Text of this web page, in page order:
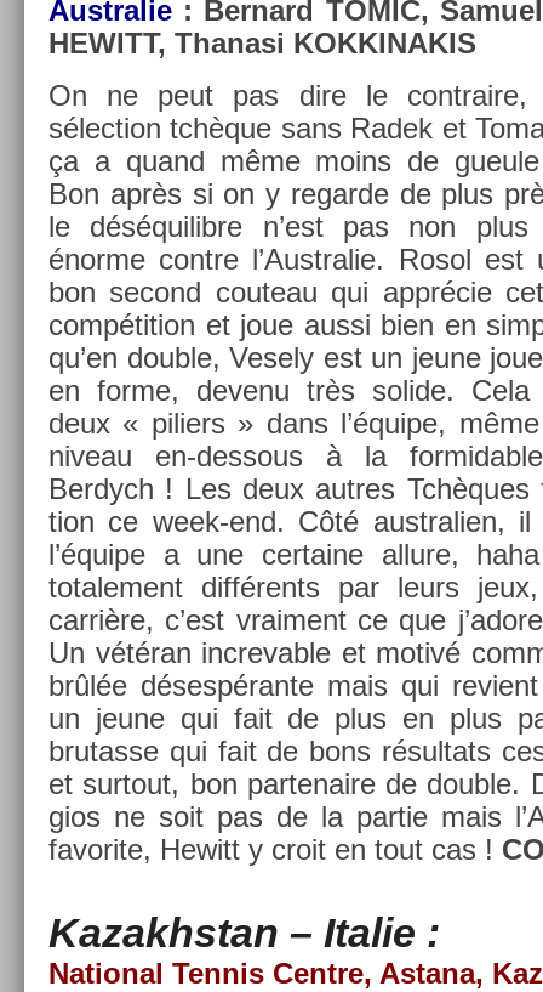
Australie : Be­rnard TOMIC,
HEWITT, Thanasi KOK­KINAKIS
On ne peut pas dire le contra­ire,
sélec­tion tchèque sans Radek et
ça a quand même moins de
Bon après si on y re­gar­de de plus
le déséquilib­re n’est pas non plus
énorme con­tre l’Australie. Rosol est
bon second co­uteau qui apprécie
com­péti­tion et joue aussi bien en
qu’en doub­le, Vese­ly est un jeune
en forme, de­venu très sol­ide.
deux « pili­ers » dans l’équipe,
niveau en-dessous à la
Berdych ! Les deux aut­res
tion ce week-end. Côté australi­en,
l’équipe a une cer­taine al­lure,
totale­ment différents par leurs
carrière, c’est vrai­ment ce que
Un vétéran in­crev­able et motivé
brûlée désespérante mais qui
un jeune qui fait de plus en plus
brutas­se qui fait de bons résul­tats
et sur­tout, bon par­tenaire de doub­le.
gios ne soit pas de la par­tie mais
favorite, Hewitt y croit en tout cas !
Kazakhstan – Italie :
Nation­al Ten­nis Centre, As­tana,